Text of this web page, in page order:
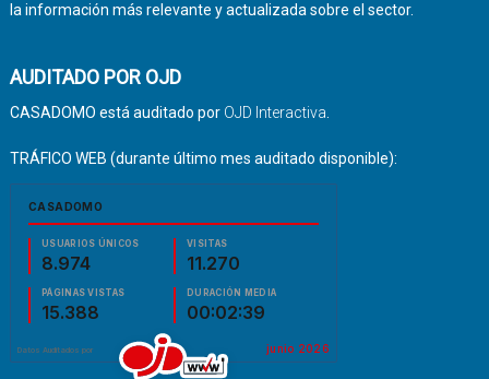
la información más relevante y actualizada sobre el sector.
AUDITADO POR OJD
CASADOMO está auditado por OJD Interactiva.
TRÁFICO WEB (durante último mes auditado disponible):